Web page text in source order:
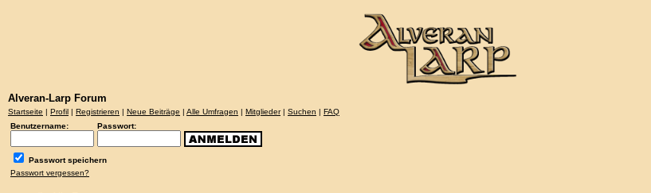
Alveran-Larp Forum
Startseite | Profil | Registrieren | Neue Beiträge | Alle Umfragen | Mitglieder| Suchen | FAQ
Benutzername:
Passwort:
Passwort speichern
Passwort vergessen?